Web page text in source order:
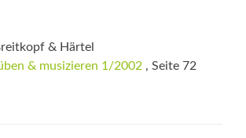
& Härtel
& musizieren 1/2002 , Seite 72